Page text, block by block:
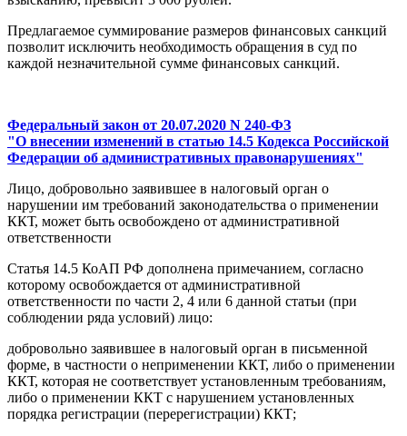
Предлагаемое суммирование размеров финансовых санкций
позволит исключить необходимость обращения в суд по
каждой незначительной сумме финансовых санкций.
Федеральный закон от 20.07.2020 N 240-ФЗ
"О внесении изменений в статью 14.5 Кодекса Российской
Федерации об административных правонарушениях"
Лицо, добровольно заявившее в налоговый орган о
нарушении им требований законодательства о применении
ККТ, может быть освобождено от административной
ответственности
Статья 14.5 КоАП РФ дополнена примечанием, согласно
которому освобождается от административной
ответственности по части 2, 4 или 6 данной статьи (при
соблюдении ряда условий) лицо:
добровольно заявившее в налоговый орган в письменной
форме, в частности о неприменении ККТ, либо о применении
ККТ, которая не соответствует установленным требованиям,
либо о применении ККТ с нарушением установленных
порядка регистрации (перерегистрации) ККТ;